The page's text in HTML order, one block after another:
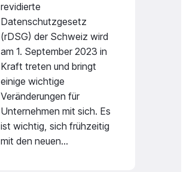
revidierte
Datenschutzgesetz
(rDSG) der Schweiz wird
am 1. September 2023 in
Kraft treten und bringt
einige wichtige
Veränderungen für
Unternehmen mit sich. Es
ist wichtig, sich frühzeitig
mit den neuen…